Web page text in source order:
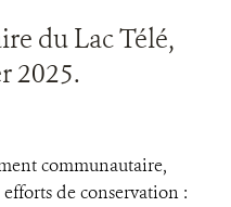
du Lac Télé,
2025.
communautaire,
efforts de conservation :